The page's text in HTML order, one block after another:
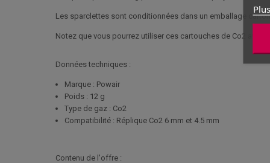
Les sparclettes sont conditionnées dans un emballage
Notez que vous pourrez utiliser ces cartouches de Co2 avec
Données techniques :
Marque : Powair
Poids : 12 g
Type de gaz : Co2
Compatibilité : Réplique Co2 6 mm et 4.5 mm
Contenu de l'offre :